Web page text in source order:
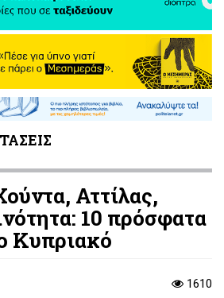
Αττίλας,
10 πρόσφατα
Κυπριακό
1610